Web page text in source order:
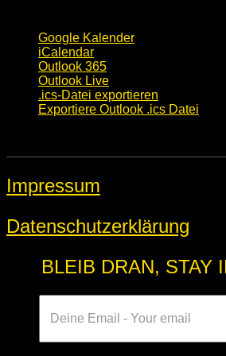
Google Kalender
iCalendar
Outlook 365
Outlook Live
.ics-Datei exportieren
Exportiere Outlook .ics Datei
Impressum
Datenschutzerklärung
BLEIB DRAN, STAY